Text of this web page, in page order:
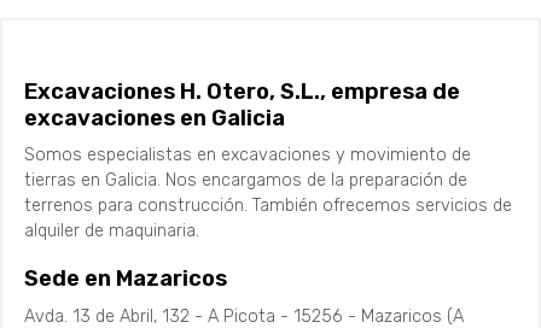
Excavaciones H. Otero, S.L., empresa de
excavaciones en Galicia
Somos especialistas en excavaciones y movimiento de
tierras en Galicia. Nos encargamos de la preparación de
terrenos para construcción. También ofrecemos servicios de
alquiler de maquinaria.
Sede en Mazaricos
Avda. 13 de Abril, 132 - A Picota - 15256 - Mazaricos (A